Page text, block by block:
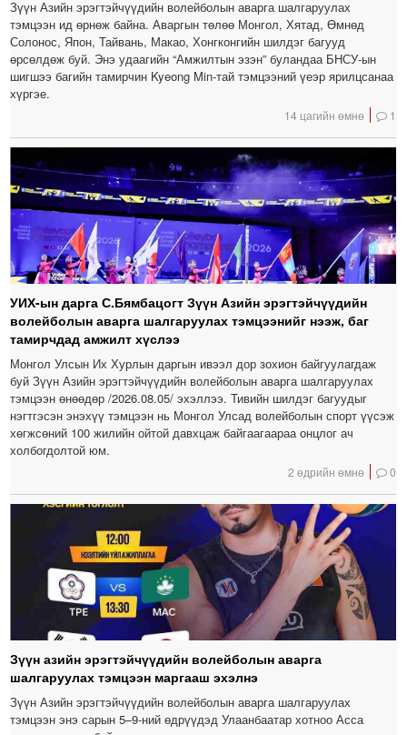
Зүүн Азийн эрэгтэйчүүдийн волейболын аварга шалгаруулах
тэмцээн ид өрнөж байна. Аваргын төлөө Монгол, Хятад, Өмнөд
Солонос, Япон, Тайвань, Макао, Хонгконгийн шилдэг багууд
өрсөлдөж буй. Энэ удаагийн “Амжилтын эзэн” буландаа БНСУ-ын
шигшээ багийн тамирчин Kyeong Min-тай тэмцээний үеэр ярилцсанаа
хүргэе.
14 цагийн өмнө 1
УИХ-ын дарга С.Бямбацогт Зүүн Азийн эрэгтэйчүүдийн
волейболын аварга шалгаруулах тэмцээнийг нээж, баг
тамирчдад амжилт хүслээ
Монгол Улсын Их Хурлын даргын ивээл дор зохион байгуулагдаж
буй Зүүн Азийн эрэгтэйчүүдийн волейболын аварга шалгаруулах
тэмцээн өнөөдөр /2026.08.05/ эхэллээ. Тивийн шилдэг багуудыг
нэгтгэсэн энэхүү тэмцээн нь Монгол Улсад волейболын спорт үүсэж
хөгжсөний 100 жилийн ойтой давхцаж байгаагаараа онцлог ач
холбогдолтой юм.
2 өдрийн өмнө 0
Зүүн азийн эрэгтэйчүүдийн волейболын аварга
шалгаруулах тэмцээн маргааш эхэлнэ
Зүүн Азийн эрэгтэйчүүдийн волейболын аварга шалгаруулах
тэмцээн энэ сарын 5–9-ний өдрүүдэд Улаанбаатар хотноо Асса